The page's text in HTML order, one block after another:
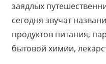
заядлых
сегодня звучат
продуктов питания,
бытовой химии,